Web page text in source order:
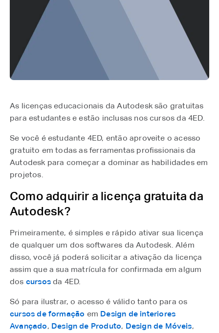
As licenças educacionais da Autodesk são gratuitas
para estudantes e estão inclusas nos cursos da 4ED.
Se você é estudante 4ED, então aproveite o acesso
gratuito em todas as ferramentas profissionais da
Autodesk para começar a dominar as habilidades em
projetos.
Como adquirir a licença gratuita da
Autodesk?
Primeiramente, é simples e rápido ativar sua licença
de qualquer um dos softwares da Autodesk. Além
disso, você já poderá solicitar a ativação da licença
assim que a sua matrícula for confirmada em algum
dos cursosda 4ED.
Só para ilustrar, o acesso é válido tanto para os
cursos de formação em Design de interiores
Avançado, Design de Produto, Design de Móveis,